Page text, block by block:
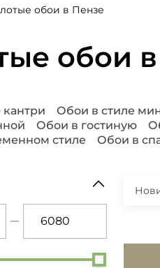
пленка
обои в Пензе
обои
Обои в стиле
Обои в гостиную
стиле
Обои в